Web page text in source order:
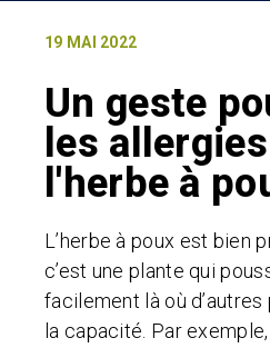
19 MAI 2022
Un geste
les
l'herbe à
L’herbe à poux est bien
c’est une plante qui
facilement là où d’autres
la capacité. Par